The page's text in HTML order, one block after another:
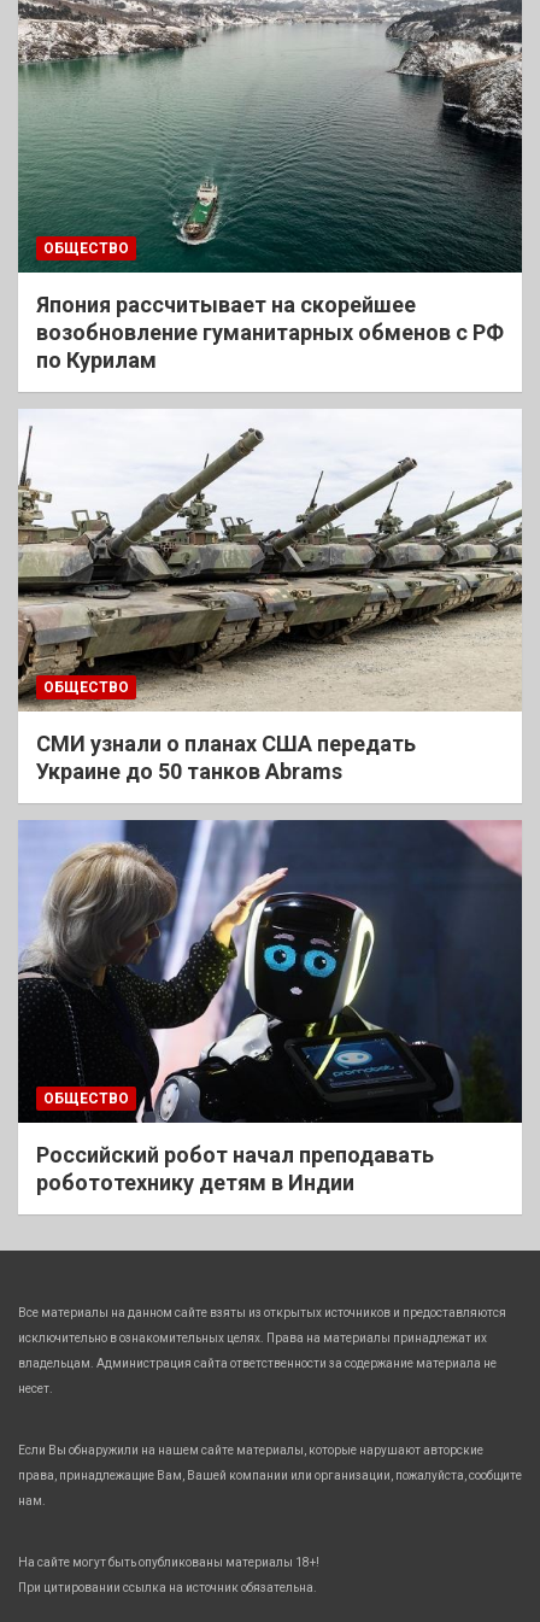
ОБЩЕСТВО
Япония рассчитывает на скорейшее
возобновление гуманитарных обменов с РФ
по Курилам
ОБЩЕСТВО
СМИ узнали о планах США передать
Украине до 50 танков Abrams
ОБЩЕСТВО
Российский робот начал преподавать
робототехнику детям в Индии
Все материалы на данном сайте взяты из открытых источников и предоставляются
исключительно в ознакомительных целях. Права на материалы принадлежат их
владельцам. Администрация сайта ответственности за содержание материала не
несет.
Если Вы обнаружили на нашем сайте материалы, которые нарушают авторские
права, принадлежащие Вам, Вашей компании или организации, пожалуйста, сообщите
нам.
На сайте могут быть опубликованы материалы 18+!
При цитировании ссылка на источник обязательна.